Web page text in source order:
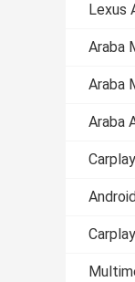
Lexus
Araba
Araba
Araba